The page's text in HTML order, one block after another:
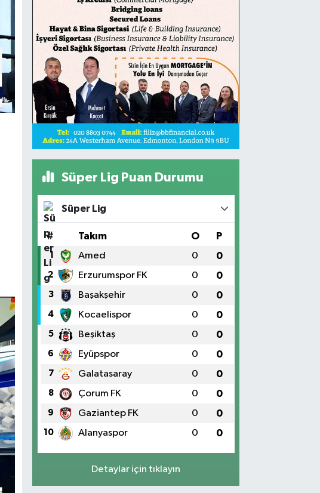
Süper Lig Puan Durumu
Süper Lig
# Takım O P
1 Amed 0 0
2 Erzurumspor FK 0 0
3 Başakşehir 0 0
4 Kocaelispor 0 0
5 Beşiktaş 0 0
6 Eyüpspor 0 0
7 Galatasaray 0 0
8 Çorum FK 0 0
9 Gaziantep FK 0 0
10 Alanyaspor 0 0
Detaylar için tıklayın